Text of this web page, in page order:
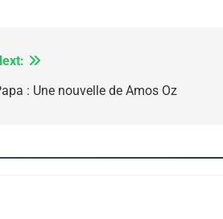
: Une nouvelle de Amos Oz
Hadida